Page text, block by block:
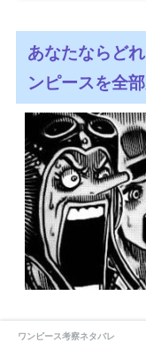
あなたならど
ンピースを全部
ワンピース考察ネタバレ